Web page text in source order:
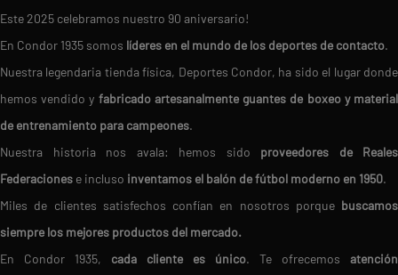
Este 2025 celebramos nuestro 90 aniversario!
En Condor 1935 somos líderes en el mundo de los deportes de contacto.
Nuestra legendaria tienda física, Deportes Condor, ha sido el lugar donde
hemos vendido y fabricado artesanalmente guantes de boxeo y material
de entrenamiento para campeones.
Nuestra historia nos avala: hemos sido proveedores de Reales
Federaciones e incluso inventamos el balón de fútbol moderno en 1950.
Miles de clientes satisfechos confían en nosotros porque buscamos
siempre los mejores productos del mercado.
En Condor 1935, cada cliente es único. Te ofrecemos atención